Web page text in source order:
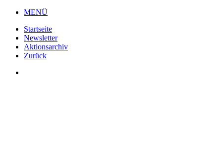
Zum
wechseln
MENÜ
Startseite
Newsletter
Aktionsarchiv
Zurück